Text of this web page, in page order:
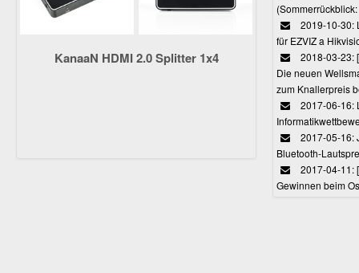
KanaaN HDMI 2.0 Splitter 1x4
2019-10-30:
für EZVIZ a
2018-03-23:
Die neuen
zum Knallerpreis
2017-06-16:
2017-05-16:
Bluetooth-
2017-04-11:
Gewinnen beim